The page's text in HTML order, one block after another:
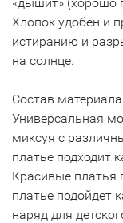
Хлопок удобен и
истиранию и
на солнце.
Состав
Универсальная
миксуя с
платье подходит
Красивые платья
платье подойдет
наряд для